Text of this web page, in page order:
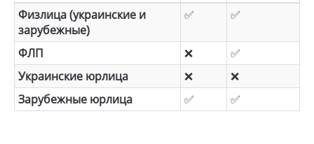
Физлица (украинские и
зарубежные)
✅ ✅
ФЛП ❌
✅
Украинские юрлица
❌
❌
Зарубежные юрлица
✅ ✅